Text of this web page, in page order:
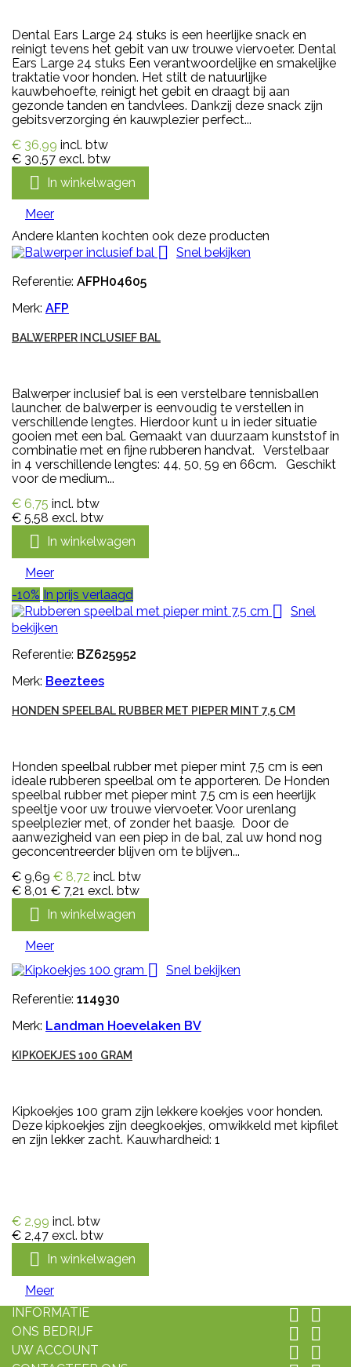
Dental Ears Large 24 stuks is een heerlijke snack en
reinigt tevens het gebit van uw trouwe viervoeter. Dental
Ears Large 24 stuks Een verantwoordelijke en smakelijke
traktatie voor honden. Het stilt de natuurlijke
kauwbehoefte, reinigt het gebit en draagt bij aan
gezonde tanden en tandvlees. Dankzij deze snack zijn
gebitsverzorging én kauwplezier perfect...
€ 36,99 incl. btw
€ 30,57 excl. btw
 In winkelwagen
Meer
Andere klanten kochten ook deze producten

Snel bekijken
Referentie: AFPH04605
Merk: AFP
BALWERPER INCLUSIEF BAL
Balwerper inclusief bal is een verstelbare tennisballen
launcher. de balwerper is eenvoudig te verstellen in
verschillende lengtes. Hierdoor kunt u in ieder situatie
gooien met een bal. Gemaakt van duurzaam kunststof in
combinatie met en fijne rubberen handvat. Verstelbaar
in 4 verschillende lengtes: 44, 50, 59 en 66cm. Geschikt
voor de medium...
€ 6,75 incl. btw
€ 5,58 excl. btw
 In winkelwagen
Meer
-10% In prijs verlaagd

Snel
bekijken
Referentie: BZ625952
Merk: Beeztees
HONDEN SPEELBAL RUBBER MET PIEPER MINT 7,5 CM
Honden speelbal rubber met pieper mint 7,5 cm is een
ideale rubberen speelbal om te apporteren. De Honden
speelbal rubber met pieper mint 7,5 cm is een heerlijk
speeltje voor uw trouwe viervoeter. Voor urenlang
speelplezier met, of zonder het baasje. Door de
aanwezigheid van een piep in de bal, zal uw hond nog
geconcentreerder blijven om te blijven...
€ 9,69 € 8,72 incl. btw
€ 8,01 € 7,21 excl. btw
 In winkelwagen
Meer

Snel bekijken
Referentie: 114930
Merk: Landman Hoevelaken BV
KIPKOEKJES 100 GRAM
Kipkoekjes 100 gram zijn lekkere koekjes voor honden.
Deze kipkoekjes zijn deegkoekjes, omwikkeld met kipfilet
en zijn lekker zacht. Kauwhardheid: 1
€ 2,99 incl. btw
€ 2,47 excl. btw
 In winkelwagen
Meer
INFORMATIE
 
ONS BEDRIJF  
UW ACCOUNT  